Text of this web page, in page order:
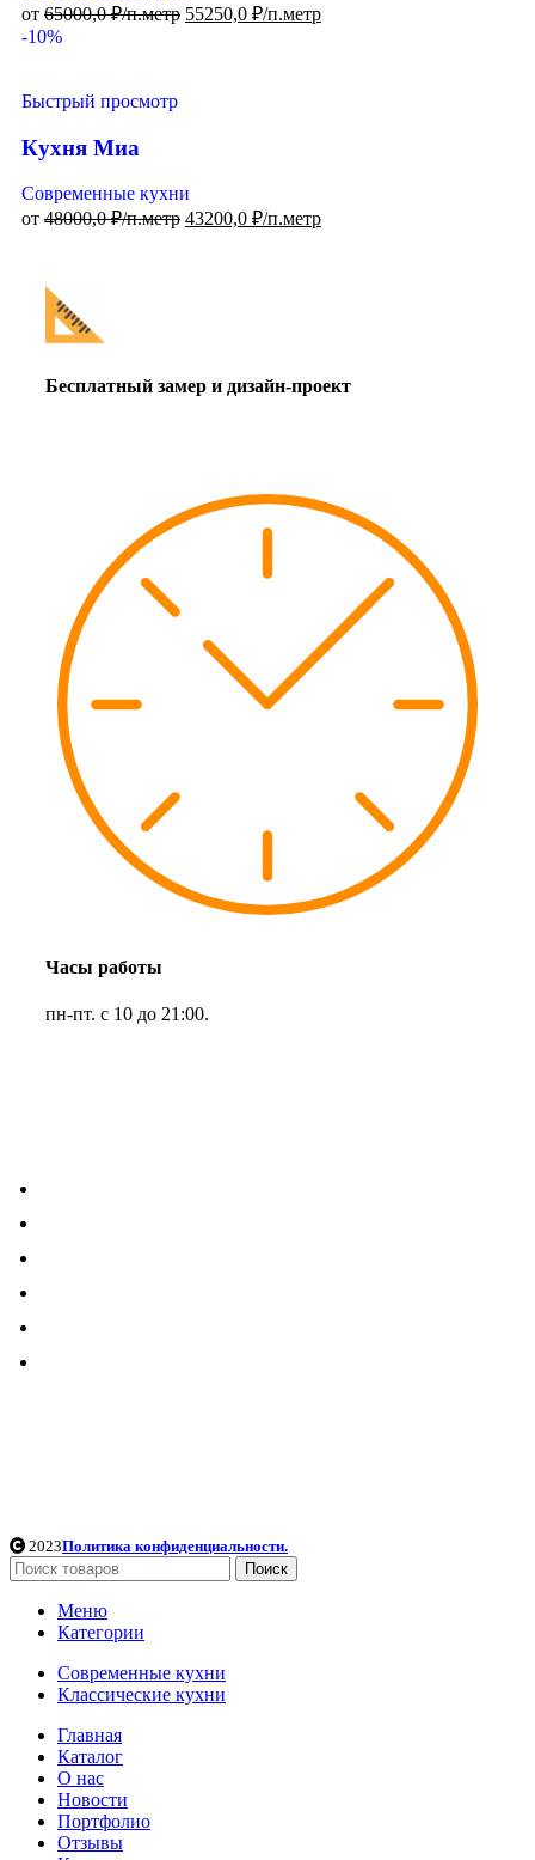
от 65000,0₽/п.метр 55250,0 ₽/п.метр
-10%
Быстрый просмотр
Кухня Миа
Современные кухни
от 48000,0₽/п.метр 43200,0 ₽/п.метр
Бесплатный замер и дизайн-проект
Часы работы
пн-пт. с 10 до 21:00.
2023Политика конфиденциальности.
Поиск
Меню
Категории
Современные кухни
Классические кухни
Главная
Каталог
О нас
Новости
Портфолио
Отзывы